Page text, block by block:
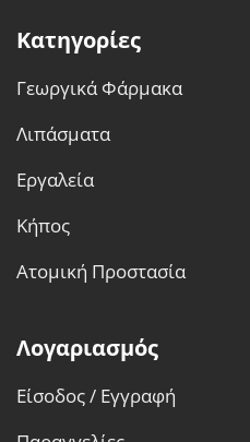
Κατηγορίες
Γεωργικά Φάρμακα
Λιπάσματα
Εργαλεία
Κήπος
Ατομική Προστασία
Λογαριασμός
Είσοδος / Εγγραφή